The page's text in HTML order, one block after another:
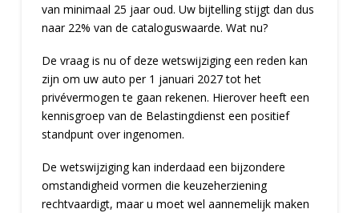
van minimaal 25 jaar oud. Uw bijtelling stijgt dan dus
naar 22% van de cataloguswaarde. Wat nu?
De vraag is nu of deze wetswijziging een reden kan
zijn om uw auto per 1 januari 2027 tot het
privévermogen te gaan rekenen. Hierover heeft een
kennisgroep van de Belastingdienst een positief
standpunt over ingenomen.
De wetswijziging kan inderdaad een bijzondere
omstandigheid vormen die keuzeherziening
rechtvaardigt, maar u moet wel aannemelijk maken